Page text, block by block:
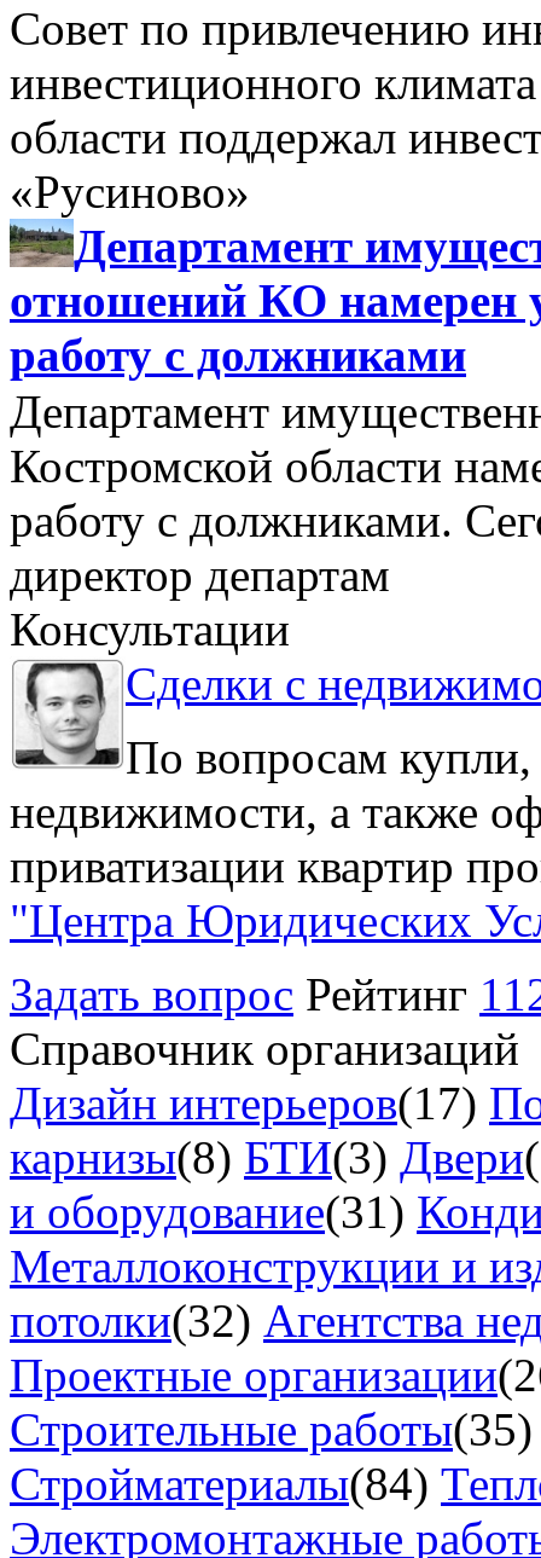
Совет по привлечению
инвестиционного
области поддержал
«Русиново»
Департамент
отношений КО намерен
работу с должниками
Департамент
Костромской области
работу с должниками.
директор департам
Консультации
Сделки с
По вопросам
недвижимости, а также
приватизации квартир
"Центра Юридических
Задать вопрос Рейтинг
Справочник организаций
Дизайн интерьеров(17)
карнизы(8) БТИ(3) Двери
и оборудование(31)
Металлоконструкции и
потолки(32) Агентства
Проектные организации
Строительные работы(35)
Стройматериалы(84)
Электромонтажные